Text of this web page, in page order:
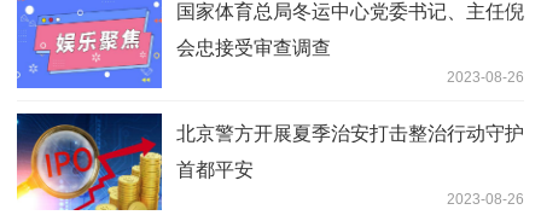
国家体育总局冬运中心党委书记、主任倪
会忠接受审查调查
2023-08-26
北京警方开展夏季治安打击整治行动守护
首都平安
2023-08-26